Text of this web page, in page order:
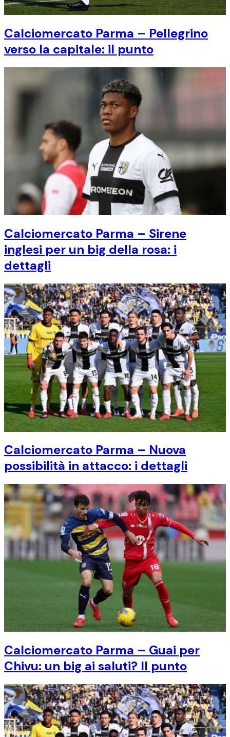
Calciomercato Parma – Pellegrino
verso la capitale: il punto
Calciomercato Parma – Sirene
inglesi per un big della rosa: i
dettagli
Calciomercato Parma – Nuova
possibilità in attacco: i dettagli
Calciomercato Parma – Guai per
Chivu: un big ai saluti? Il punto